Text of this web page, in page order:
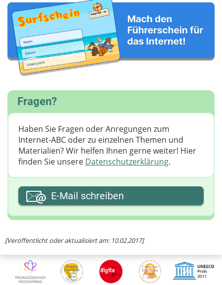
[Veröffentlicht oder aktualisiert am: 10.02.2017]
Fragen?
Haben Sie Fragen oder Anregungen zum
Internet-ABC oder zu einzelnen Themen und
Materialien? Wir helfen Ihnen gerne weiter! ​Hier
finden Sie unsere Datenschutzerklärung.
Ihre E-Mail-Adresse
E-Mail schreiben